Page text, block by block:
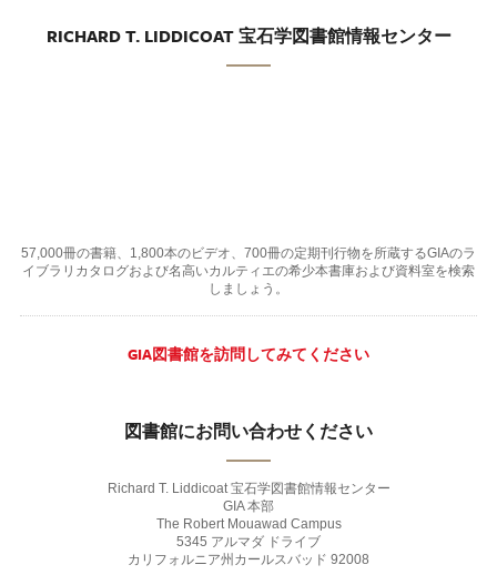
RICHARD T. LIDDICOAT 宝石学図書館情報センター
57,000冊の書籍、1,800本のビデオ、700冊の定期刊行物を所蔵するGIAのラ
イブラリカタログおよび名高いカルティエの希少本書庫および資料室を検索
しましょう。
GIA図書館を訪問してみてください
図書館にお問い合わせください
Richard T. Liddicoat 宝石学図書館情報センター
GIA 本部
The Robert Mouawad Campus
5345 アルマダ ドライブ
カリフォルニア州カールスバッド 92008